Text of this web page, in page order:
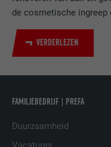
de cosmetische ingreep
VERDERLEZEN
FAMILIEBEDRIJF | PREFA
Duurzaamheid
DOEL
van
AANBIEDER
VERVALTIJD